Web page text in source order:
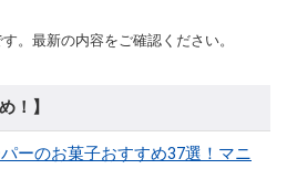
。最新の内容をご確認ください。
！】
ーのお菓子おすすめ37選！マニ